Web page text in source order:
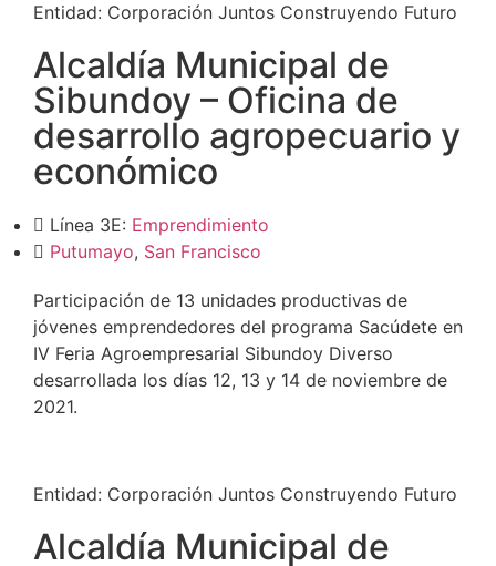
Entidad: Corporación Juntos Construyendo Futuro
Alcaldía Municipal de
Sibundoy – Oficina de
desarrollo agropecuario y
económico
Línea 3E: Emprendimiento
Putumayo, San Francisco
Participación de 13 unidades productivas de
jóvenes emprendedores del programa Sacúdete en
IV Feria Agroempresarial Sibundoy Diverso
desarrollada los días 12, 13 y 14 de noviembre de
2021.
Entidad: Corporación Juntos Construyendo Futuro
Alcaldía Municipal de